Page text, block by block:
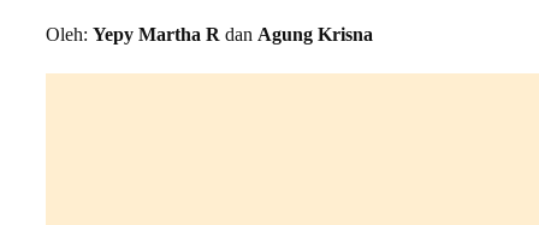
Oleh: Yepy Martha R dan Agung Krisna